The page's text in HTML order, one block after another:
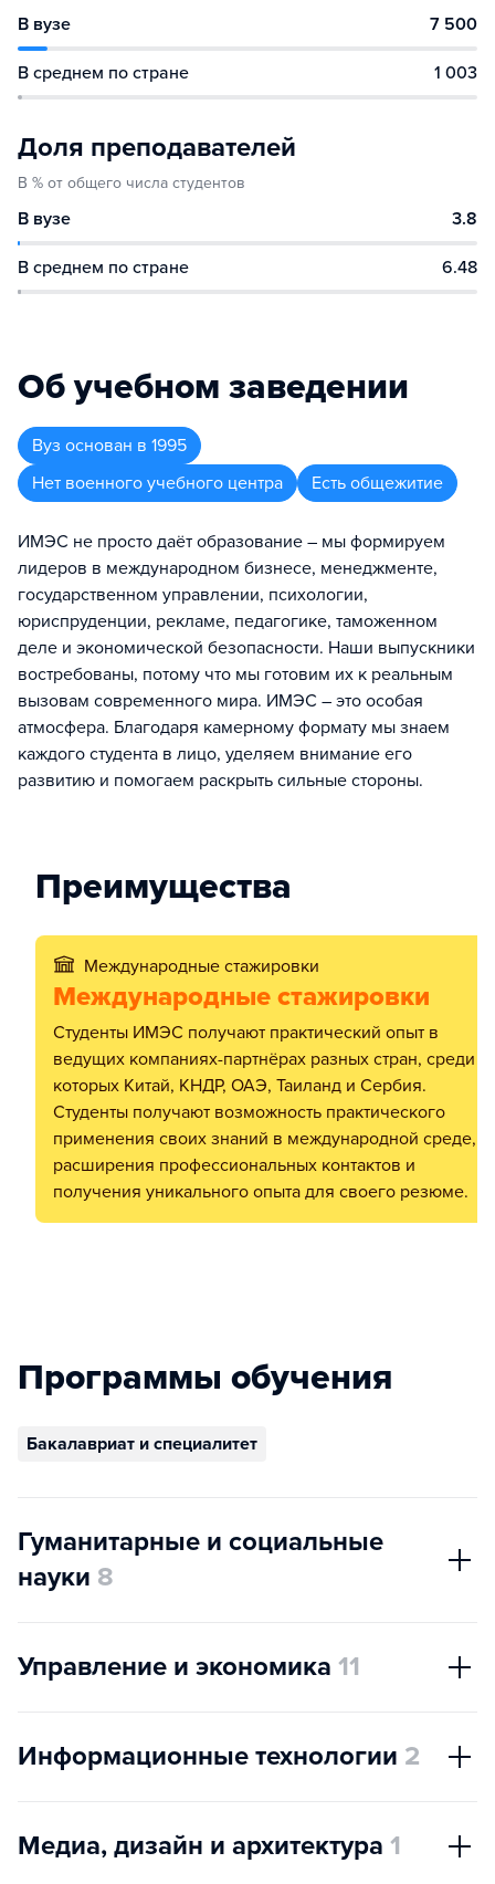
В вузе 7 500
В среднем по стране 1 003
Доля преподавателей
В % от общего числа студентов
В вузе 3.8
В среднем по стране 6.48
Об учебном заведении
Вуз основан в 1995
Нет военного учебного центра
Есть общежитие
ИМЭС не просто даёт образование – мы формируем
лидеров в международном бизнесе, менеджменте,
государственном управлении, психологии,
юриспруденции, рекламе, педагогике, таможенном
деле и экономической безопасности. Наши выпускники
востребованы, потому что мы готовим их к реальным
вызовам современного мира. ИМЭС – это особая
атмосфера. Благодаря камерному формату мы знаем
каждого студента в лицо, уделяем внимание его
развитию и помогаем раскрыть сильные стороны.
Преимущества
Международные стажировки
Международные стажировки
Студенты ИМЭС получают практический опыт в
ведущих компаниях-партнёрах разных стран, среди
которых Китай, КНДР, ОАЭ, Таиланд и Сербия.
Студенты получают возможность практического
применения своих знаний в международной среде,
расширения профессиональных контактов и
получения уникального опыта для своего резюме.
Программы обучения
Бакалавриат и специалитет
Гуманитарные и социальные
науки 8
Управление и экономика 11
Информационные технологии 2
Медиа, дизайн и архитектура 1